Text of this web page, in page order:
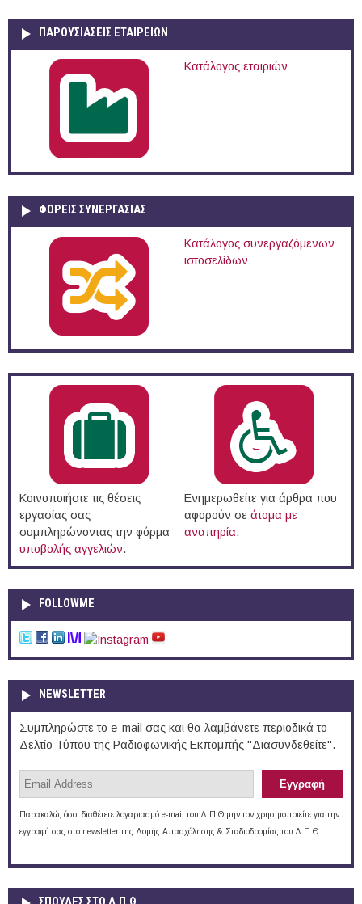
ΠΑΡΟΥΣΙΆΣΕΙΣ ΕΤΑΙΡΕΙΏΝ
Κατάλογος εταιριών
ΦΟΡΕΙΣ ΣΥΝΕΡΓΑΣΙΑΣ
Κατάλογος συνεργαζόμενων
ιστοσελίδων
Κοινοποιήστε τις θέσεις
εργασίας σας
συμπληρώνοντας την φόρμα
υποβολής αγγελιών.
Ενημερωθείτε για άρθρα που
αφορούν σε άτομα με
αναπηρία.
FOLLOWME
NEWSLETTER
Συμπληρώστε το e-mail σας και θα λαμβάνετε περιοδικά το
Δελτίο Τύπου της Ραδιοφωνικής Εκπομπής "Διασυνδεθείτε".
Παρακαλώ, όσοι διαθέτετε λογαριασμό e-mail του Δ.Π.Θ μην τον χρησιμοποιείτε για την
εγγραφή σας στο newsletter της Δομής Απασχόλησης & Σταδιοδρομίας του Δ.Π.Θ.